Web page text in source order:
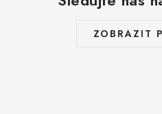
ZOBRAZIT